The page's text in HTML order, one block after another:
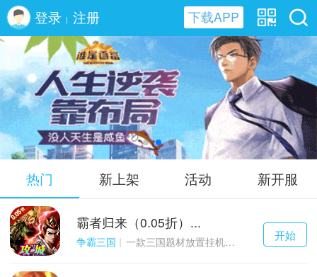
登录 | 注册 下载APP
谁是首富H5
热门 新上架 活动 新开服
千百度h5
游戏
开始
霸者归来（0.05折）...
争霸三国 一款三国题材放置挂机与战争策略结合的游戏